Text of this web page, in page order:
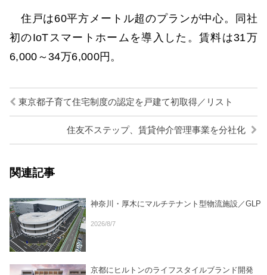
住戸は60平方メートル超のプランが中心。同社
初のIoTスマートホームを導入した。賃料は31万
6,000～34万6,000円。
東京都子育て住宅制度の認定を戸建て初取得／リスト
住友不ステップ、賃貸仲介管理事業を分社化
関連記事
神奈川・厚木にマルチテナント型物流施設／GLP
2026/8/7
京都にヒルトンのライフスタイルブランド開発